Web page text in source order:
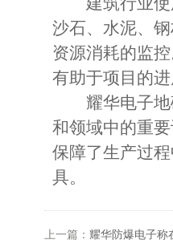
沙石、水泥、
资源消耗的监
有助于项目的
耀华电子地磅
和领域中的重
保障了生产过
具。
上一篇： 耀华防爆电子称